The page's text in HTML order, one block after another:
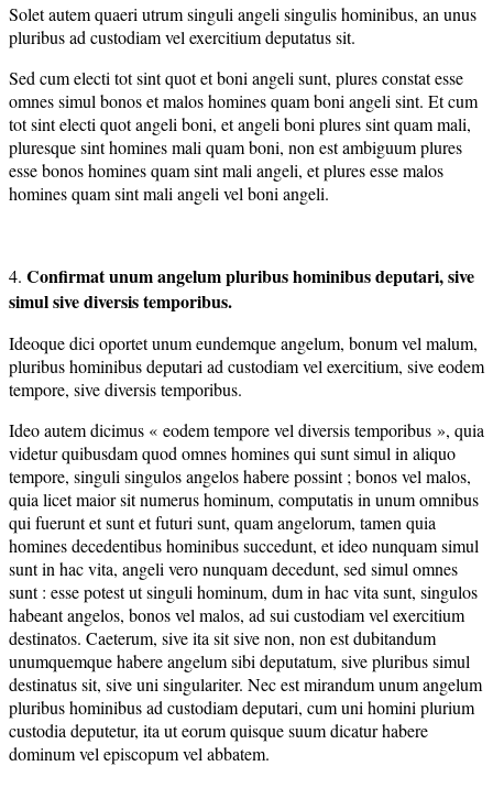
Solet autem quaeri utrum singuli angeli singulis hominibus, an unus
pluribus ad custodiam vel exercitium deputatus sit.
Sed cum electi tot sint quot et boni angeli sunt, plures constat esse
omnes simul bonos et malos homines quam boni angeli sint. Et cum
tot sint electi quot angeli boni, et angeli boni plures sint quam mali,
pluresque sint homines mali quam boni, non est ambiguum plures
esse bonos homines quam sint mali angeli, et plures esse malos
homines quam sint mali angeli vel boni angeli.
4. Confirmat unum angelum pluribus hominibus deputari, sive
simulsive diversis temporibus.
Ideoque dici oportet unum eundemque angelum, bonum vel malum,
pluribus hominibus deputari ad custodiam vel exercitium, sive eodem
tempore, sive diversis temporibus.
Ideo autem dicimus « eodem tempore vel diversis temporibus », quia
videtur quibusdam quod omnes homines qui sunt simul in aliquo
tempore, singuli singulos angelos habere possint ; bonos vel malos,
quia licet maior sit numerus hominum, computatis in unum omnibus
qui fuerunt et sunt et futuri sunt, quam angelorum, tamen quia
homines decedentibus hominibus succedunt, et ideo nunquam simul
sunt in hac vita, angeli vero nunquam decedunt, sed simul omnes
sunt : esse potest ut singuli hominum, dum in hac vita sunt, singulos
habeant angelos, bonos vel malos, ad sui custodiam vel exercitium
destinatos. Caeterum, sive ita sit sive non, non est dubitandum
unumquemque habere angelum sibi deputatum, sive pluribus simul
destinatus sit, sive uni singulariter. Nec est mirandum unum angelum
pluribus hominibus ad custodiam deputari, cum uni homini plurium
custodia deputetur, ita ut eorum quisque suum dicatur habere
dominum vel episcopum vel abbatem.